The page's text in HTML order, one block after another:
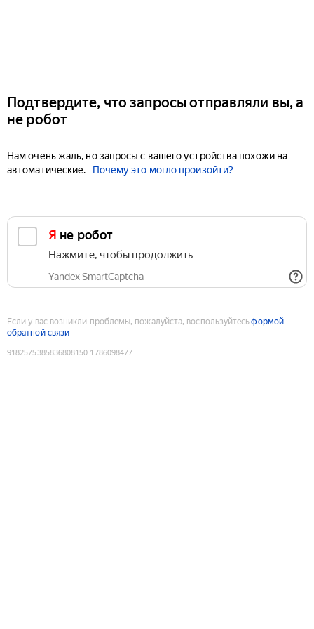
Подтвердите, что запросы отправляли вы, а
не робот
Нам очень жаль, но запросы с вашего устройства похожи на
автоматические.
Почему это могло произойти?
Я не робот
Нажмите, чтобы продолжить
Yandex SmartCaptcha
Если у вас возникли проблемы, пожалуйста, воспользуйтесьформой
обратной связи
9182575385836808150:1786098477